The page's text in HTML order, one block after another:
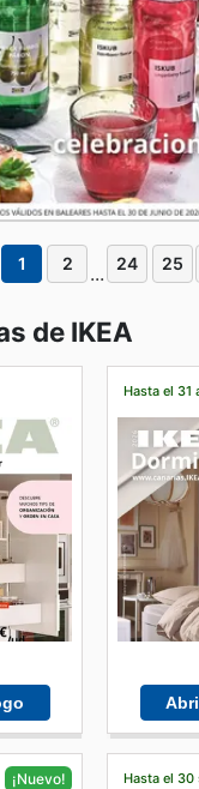
1 2 ... 24 25
de IKEA
Hasta el 31
¡Nuevo! Hasta el 30